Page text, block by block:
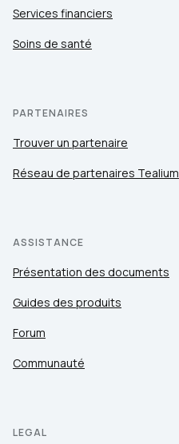
Services financiers
Soins de santé
PARTENAIRES
Trouver un partenaire
Réseau de partenaires Tealium
ASSISTANCE
Présentation des documents
Guides des produits
Forum
Communauté
LEGAL